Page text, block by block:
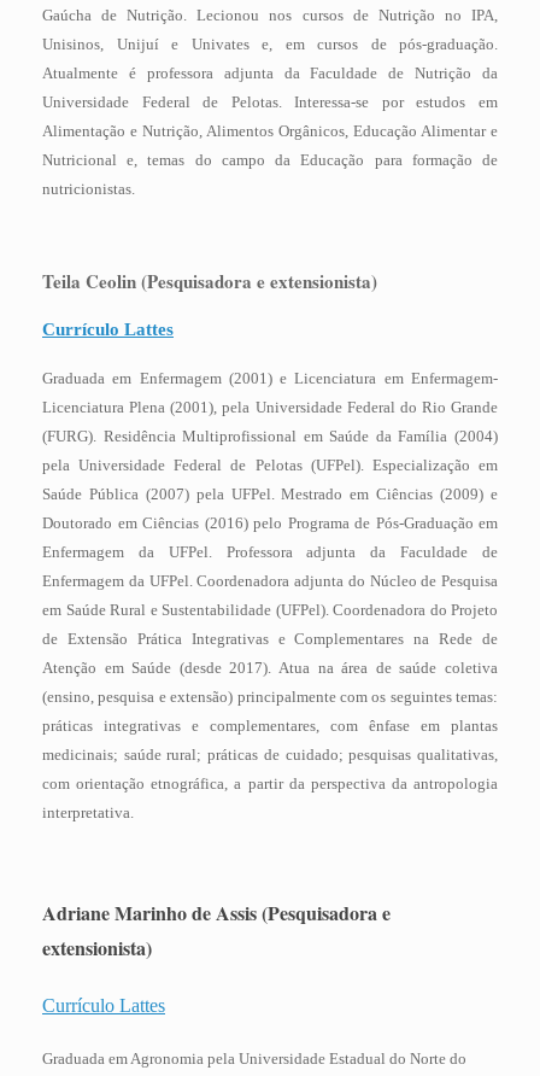
Gaúcha de Nutrição. Lecionou nos cursos de Nutrição no IPA,
Unisinos, Unijuí e Univates e, em cursos de pós-graduação.
Atualmente é professora adjunta da Faculdade de Nutrição da
Universidade Federal de Pelotas. Interessa-se por estudos em
Alimentação e Nutrição, Alimentos Orgânicos, Educação Alimentar e
Nutricional e, temas do campo da Educação para formação de
nutricionistas.
Teila Ceolin (Pesquisadora e extensionista)
Currículo Lattes
Graduada em Enfermagem (2001) e Licenciatura em Enfermagem-
Licenciatura Plena (2001), pela Universidade Federal do Rio Grande
(FURG). Residência Multiprofissional em Saúde da Família (2004)
pela Universidade Federal de Pelotas (UFPel). Especialização em
Saúde Pública (2007) pela UFPel. Mestrado em Ciências (2009) e
Doutorado em Ciências (2016) pelo Programa de Pós-Graduação em
Enfermagem da UFPel. Professora adjunta da Faculdade de
Enfermagem da UFPel. Coordenadora adjunta do Núcleo de Pesquisa
em Saúde Rural e Sustentabilidade (UFPel). Coordenadora do Projeto
de Extensão Prática Integrativas e Complementares na Rede de
Atenção em Saúde (desde 2017). Atua na área de saúde coletiva
(ensino, pesquisa e extensão) principalmente com os seguintes temas:
práticas integrativas e complementares, com ênfase em plantas
medicinais; saúde rural; práticas de cuidado; pesquisas qualitativas,
com orientação etnográfica, a partir da perspectiva da antropologia
interpretativa.
Adriane Marinho de Assis(Pesquisadora e
extensionista)
Currículo Lattes
Graduada em Agronomia pela Universidade Estadual do Norte do